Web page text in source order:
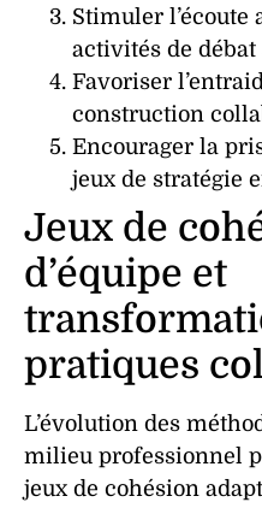
Stimuler l’écoute
activités de
Favoriser
construction
Encourager la
jeux de stratégie
Jeux de
d’équipe et
pratiques
L’évolution des
milieu professionnel
jeux de cohésion